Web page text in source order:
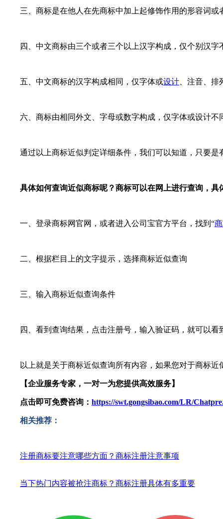
三、商标是在他人在先商标中加上起修饰作用的形容词或
四、中文商标由三个或者三个以上汉字构成，仅个别汉字
五、中文商标的汉字构成相同，仅字体或设计 、注音、
六、商标由相同外文、字母或数字构成，仅字体或设计不
通过以上商标近似判定详细条件，我们可以知道，只要是
具体如何查询近似商标呢？商标可以在网上进行查询，具
一、登录商标网官网，或者进入公司宝官方平台，找到“
二、根据栏目上的文字提示，选择商标近似查询
三、输入商标近似查询条件
四、看到查询结果，点击注册号，输入验证码，就可以看
以上就是关于商标近似查询所有内容，如果您对于商标近
【企业服务专家，一对一为您提供高效服务】
点击即可免费咨询： https://swt.gongsibao.com/LR/
相关推荐：
注册商标要注意哪些方面？商标注册注意事项
当下热门内容被抢注商标？商标注册具体有多重要